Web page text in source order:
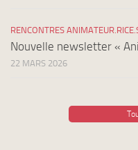
RENCONTRES
Nouvelle newsletter «
22 MARS 2026